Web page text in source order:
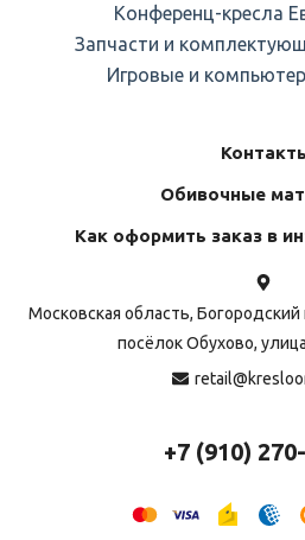
Конференц-кресла
Запчасти и
Игровые и
Обивочные
Как оформить заказ в
Московская область, Богородский
посёлок Обухово,
+7 (910)